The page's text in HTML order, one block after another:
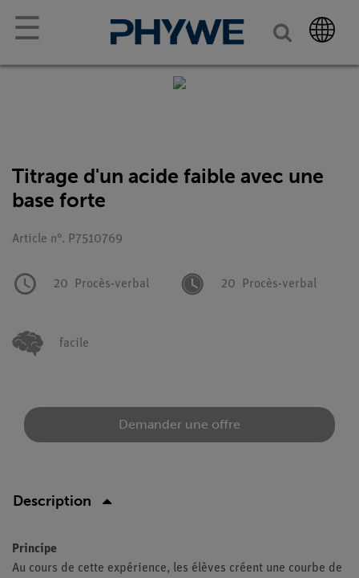
☰
Titrage d'un acide faible avec une
base forte
Article n°. P7510769
20 Procès-verbal 20 Procès-verbal
facile
Demander une offre
Description
Principe
Au cours de cette expérience, les élèves créent une courbe de